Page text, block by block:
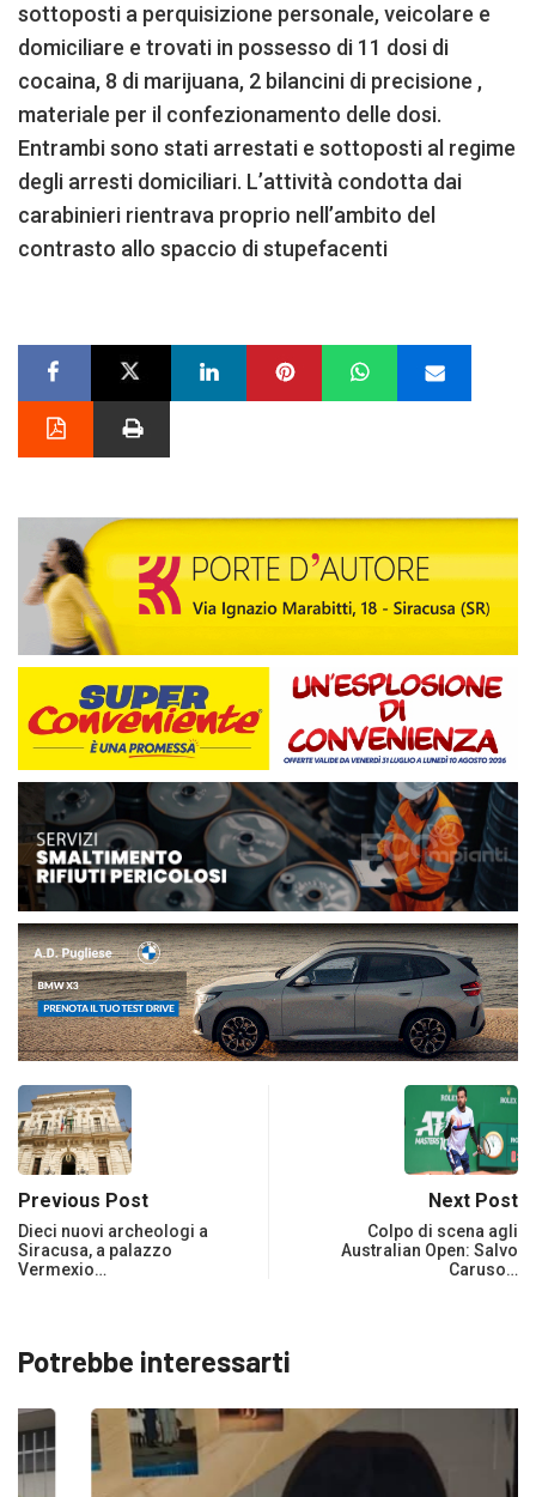
sottoposti a perquisizione personale, veicolare e
domiciliare e trovati in possesso di 11 dosi di
cocaina, 8 di marijuana, 2 bilancini di precisione ,
materiale per il confezionamento delle dosi.
Entrambi sono stati arrestati e sottoposti al regime
degli arresti domiciliari. L’attività condotta dai
carabinieri rientrava proprio nell’ambito del
contrasto allo spaccio di stupefacenti
Previous Post
Dieci nuovi archeologi a
Siracusa, a palazzo
Vermexio…
Next Post
Colpo di scena agli
Australian Open: Salvo
Caruso…
Potrebbe interessarti